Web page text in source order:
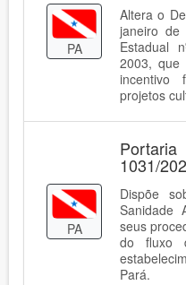
PA
Altera o
janeiro
Estadual
2003, que
incentivo
projetos
PA
1031/
Dispõe
Sanidade
seus
do fluxo
Pará.